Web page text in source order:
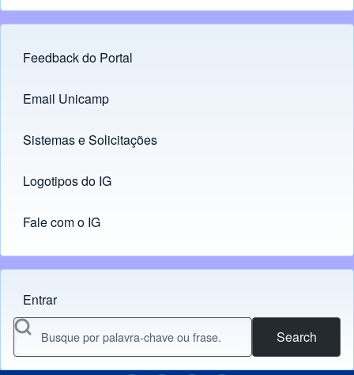
Footer menu
Feedback do Portal
Links
Email Unicamp
(opens in new tab)
Sistemas e Solicitações
(opens in new tab)
Logotipos do IG
(opens in new tab)
Fale com o IG
Menu do usuário
Entrar
Search